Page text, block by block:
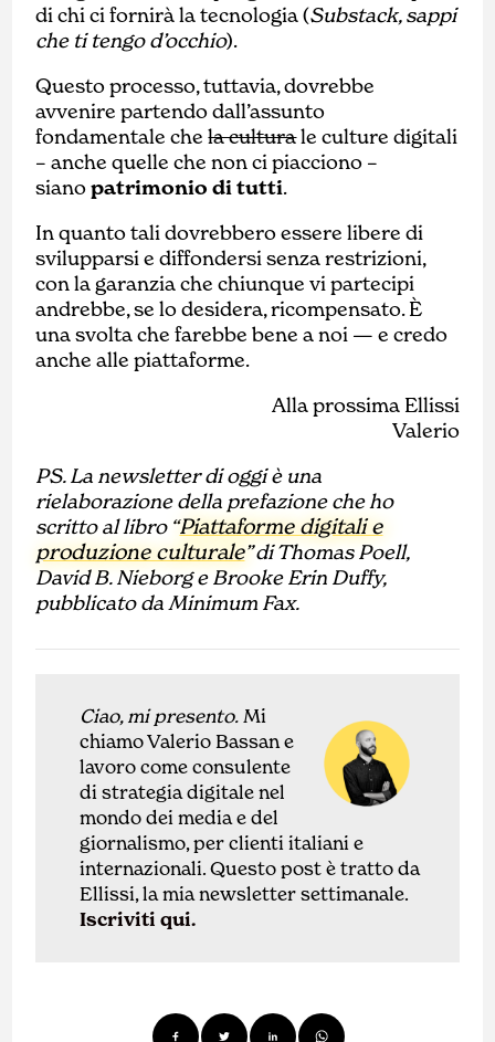
di chi ci fornirà la tecnologia (Substack, sappi
che ti tengo d’occhio).
Questo processo, tuttavia, dovrebbe
avvenire partendo dall’assunto
fondamentale chela culturale culture digitali
– anche quelle che non ci piacciono –
sianopatrimonio di tutti.
In quanto tali dovrebbero essere libere di
svilupparsi e diffondersi senza restrizioni,
con la garanzia che chiunque vi partecipi
andrebbe, se lo desidera, ricompensato. È
una svolta che farebbe bene a noi — e credo
anche alle piattaforme.
Alla prossima Ellissi
Valerio
PS. La newsletter di oggi è una
rielaborazione della prefazione che ho
scritto al libro “Piattaforme digitali e
produzione culturale” di Thomas Poell,
David B. Nieborg e Brooke Erin Duffy,
pubblicato da Minimum Fax.
Ciao, mi presento.Mi
chiamo Valerio Bassan e
lavoro comeconsulente
distrategia digitale nel
mondo dei media e del
giornalismo, per clienti italiani e
internazionali.Questo post è tratto da
Ellissi, la mia newsletter settimanale.
Iscriviti qui.